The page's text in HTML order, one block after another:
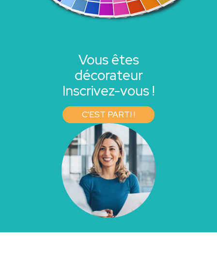
Vous êtes
décorateur
Inscrivez-vous !
C'EST PARTI !